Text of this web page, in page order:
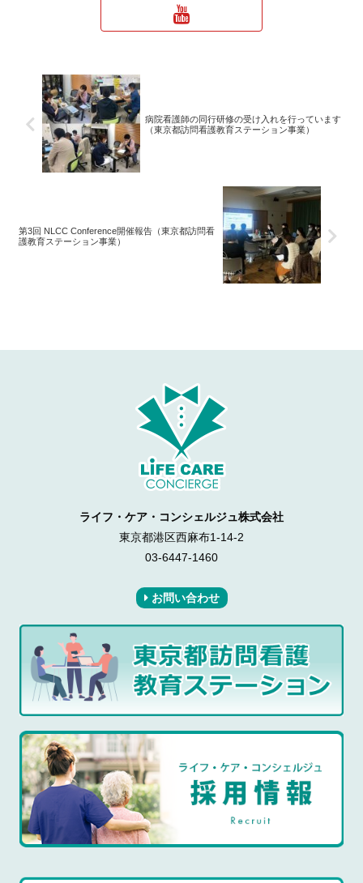
病院看護師の同行研修の受け入れを行っています
（東京都訪問看護教育ステーション事業）
第3回 NLCC Conference開催報告（東京都訪問看
護教育ステーション事業）
ライフ・ケア・コンシェルジュ株式会社
東京都港区西麻布1-14-2
03-6447-1460
お問い合わせ